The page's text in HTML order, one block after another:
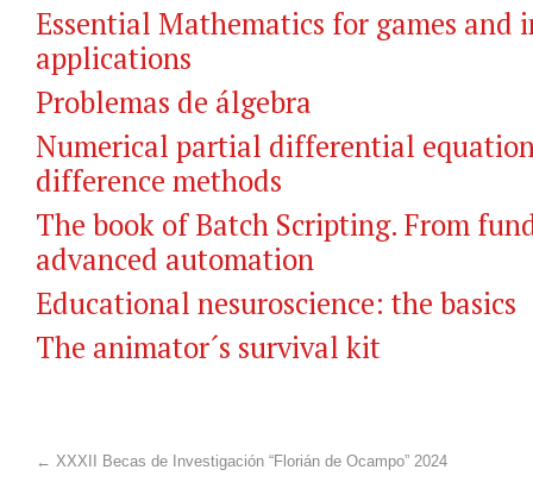
Essential Mathematics for games and
applications
Problemas de álgebra
Numerical partial differential
difference methods
The book of Batch Scripting. From
advanced automation
Educational nesuroscience: the basics
The animator´s survival kit
← XXXII Becas de Investigación “Florián de Ocampo” 2024